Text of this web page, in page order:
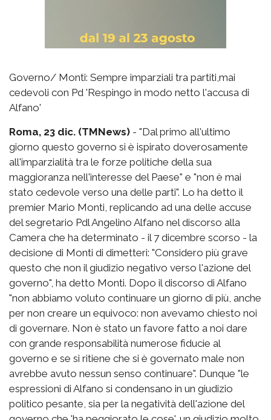
Governo/ Monti: Sempre imparziali tra partiti,mai
cedevoli con Pd 'Respingo in modo netto l'accusa di
Alfano'
Roma, 23 dic. (TMNews) - "Dal primo all'ultimo
giorno questo governo si è ispirato doverosamente
all'imparzialità tra le forze politiche della sua
maggioranza nell'interesse del Paese" e "non è mai
stato cedevole verso una delle parti". Lo ha detto il
premier Mario Monti, replicando ad una delle accuse
del segretario Pdl Angelino Alfano nel discorso alla
Camera che ha determinato - il 7 dicembre scorso - la
decisione di Monti di dimetteri: "Considero più grave
questo che non il giudizio negativo verso l'azione del
governo", ha detto Monti. Dopo il discorso di Alfano
"non abbiamo voluto continuare un giorno di più, anche
per non creare un equivoco: non avevamo chiesto noi
di governare. Non è stato un favore fatto a noi dare
con grande responsabilità numerose fiducie al
governo e se si ritiene che si è governato male non
avrebbe avuto nessun senso continuare". Dunque "le
espressioni di Alfano si condensano in un giudizio
politico pesante, sia per la negatività dell'azione del